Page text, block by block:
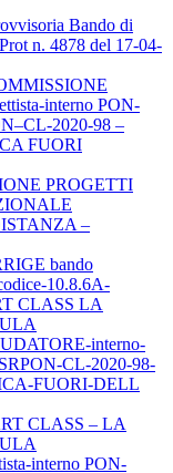
Bando di
n. 4878 del 17-04-
interno PON-
2020-98 –
FUORI
PROGETTI
–
bando
10.8.6A-
CLASS LA
interno-
CL-2020-98-
FUORI-DELL
CLASS – LA
interno PON-